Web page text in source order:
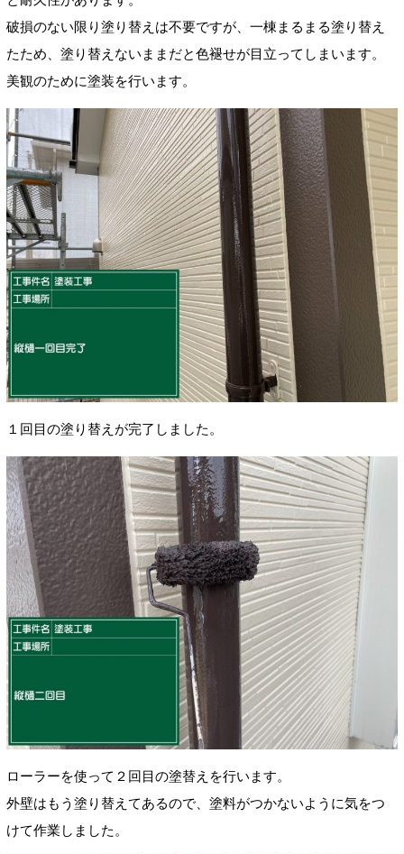
破損のない限り塗り替えは不要ですが、一棟まるまる塗り替え
たため、塗り替えないままだと色褪せが目立ってしまいます。
美観のために塗装を行います。
１回目の塗り替えが完了しました。
ローラーを使って２回目の塗替えを行います。
外壁はもう塗り替えてあるので、塗料がつかないように気をつ
けて作業しました。